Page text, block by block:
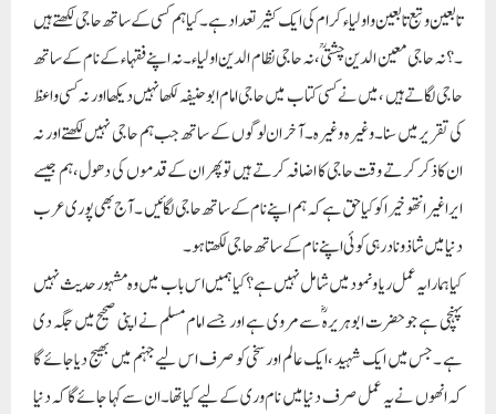
تابعین و تبع تابعین و اولیاء کرام کی ایک کثیر تعداد ہے ۔کیا ہم کسی کے ساتھ حاجی لکھتے ہیں
۔؟ نہ حاجی معین الدین چشتیؒ،نہ حاجی نظام الدین اولیاء۔نہ اپنے فقہاء کے نام کے ساتھ
حاجی لگاتے ہیں ،میں نے کسی کتاب میں حاجی امام ابو حنیفہ لکھا نہیں دیکھا اور نہ کسی واعظ
کی تقریر میں سنا۔وغیرہ وغیرہ۔آخر ان لوگوں کے ساتھ جب ہم حاجی نہیں لکھتے اور نہ
ان کا ذکر کرتے وقت حاجی کا اضافہ کرتے ہیں تو پھر ان کے قدموں کی دھول ،ہم جیسے
ایرا غیرا نتھو خیرا کو کیا حق ہے کہ ہم اپنے نام کے ساتھ حاجی لگائیں۔آج بھی پوری عرب
دنیا میں شاذو نادر ہی کوئی اپنے نام کے ساتھ حاجی لکھتا ہو۔
کیا ہمارا یہ عمل ریا و نمود میں شامل نہیں ہے ؟کیا ہمیں اس باب میں وہ مشہور حدیث نہیں
پہنچی ہے جو حضرت ابوہریرہ ؓ سے مروی ہے اور جسے امام مسلم نے اپنی صحیح میں جگہ دی
ہے ۔جس میں ایک شہید ،ایک عالم اور سخی کو صرف اس لیے جہنم میں بھیج دیا جائے گا
کہ انھوں نے یہ عمل صرف دنیا میں نام وری کے لیے کیا تھا۔ان سے کہا جائے گا کہ دنیا